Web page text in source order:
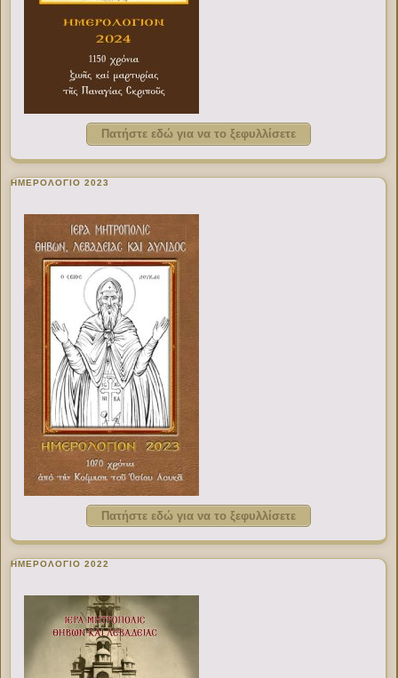
Πατήστε εδώ για να το ξεφυλλίσετε
ΗΜΕΡΟΛΟΓΙΟ 2023
Πατήστε εδώ για να το ξεφυλλίσετε
ΗΜΕΡΟΛΟΓΙΟ 2022